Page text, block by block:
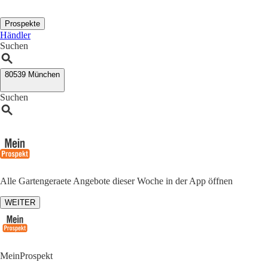
Prospekte
Händler
Suchen
80539 München
Suchen
Alle Gartengeraete Angebote dieser Woche in der App öffnen
WEITER
MeinProspekt